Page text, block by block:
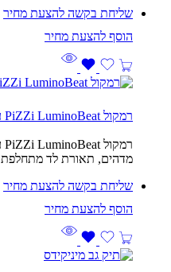
שליחת בקשה להצעת מחיר
רמקול PiZZi LuminoBeat עמיד למים
מדהים, תאורת לד מתחלפת
שליחת בקשה להצעת מחיר